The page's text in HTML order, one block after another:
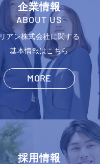
企業情報
ABOUT US
リアン株式会社に関する
基本情報はこちら
MORE
採用情報